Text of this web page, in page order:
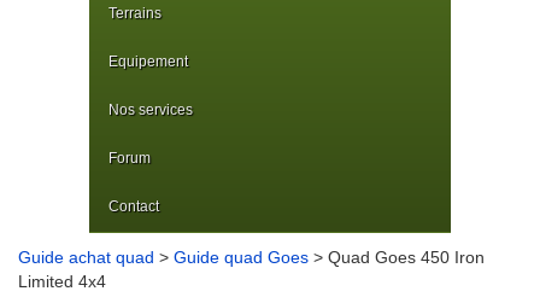
Terrains
Equipement
Nos services
Forum
Contact
Guide achat quad > Guide quad Goes > Quad Goes 450 Iron
Limited 4x4